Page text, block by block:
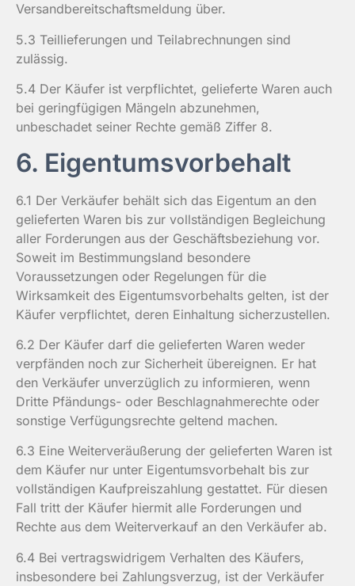
Versandbereitschaftsmeldung über.
5.3 Teillieferungen und Teilabrechnungen sind
zulässig.
5.4 Der Käufer ist verpflichtet, gelieferte Waren auch
bei geringfügigen Mängeln abzunehmen,
unbeschadet seiner Rechte gemäß Ziffer 8.
6. Eigentumsvorbehalt
6.1 Der Verkäufer behält sich das Eigentum an den
gelieferten Waren bis zur vollständigen Begleichung
aller Forderungen aus der Geschäftsbeziehung vor.
Soweit im Bestimmungsland besondere
Voraussetzungen oder Regelungen für die
Wirksamkeit des Eigentumsvorbehalts gelten, ist der
Käufer verpflichtet, deren Einhaltung sicherzustellen.
6.2 Der Käufer darf die gelieferten Waren weder
verpfänden noch zur Sicherheit übereignen. Er hat
den Verkäufer unverzüglich zu informieren, wenn
Dritte Pfändungs- oder Beschlagnahmerechte oder
sonstige Verfügungsrechte geltend machen.
6.3 Eine Weiterveräußerung der gelieferten Waren ist
dem Käufer nur unter Eigentumsvorbehalt bis zur
vollständigen Kaufpreiszahlung gestattet. Für diesen
Fall tritt der Käufer hiermit alle Forderungen und
Rechte aus dem Weiterverkauf an den Verkäufer ab.
6.4 Bei vertragswidrigem Verhalten des Käufers,
insbesondere bei Zahlungsverzug, ist der Verkäufer